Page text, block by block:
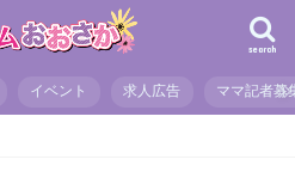
search
イベント 求人広告 ママ記者募